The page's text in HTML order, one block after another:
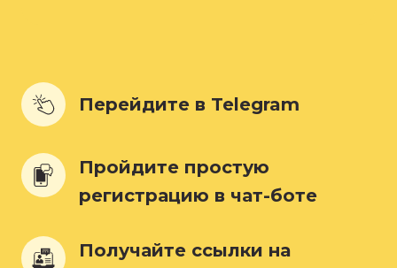
Перейдите в Telegram
Пройдите простую
регистрацию в чат-боте
Получайте ссылки на